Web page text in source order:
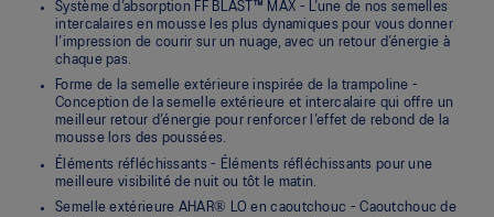
Système d’absorption FF BLAST™ MAX - L’une de nos semelles
intercalaires en mousse les plus dynamiques pour vous donner
l’impression de courir sur un nuage, avec un retour d’énergie à
chaque pas.
Forme de la semelle extérieure inspirée de la trampoline -
Conception de la semelle extérieure et intercalaire qui offre un
meilleur retour d’énergie pour renforcer l’effet de rebond de la
mousse lors des poussées.
Éléments réfléchissants - Éléments réfléchissants pour une
meilleure visibilité de nuit ou tôt le matin.
Semelle extérieure AHAR® LO en caoutchouc - Caoutchouc de